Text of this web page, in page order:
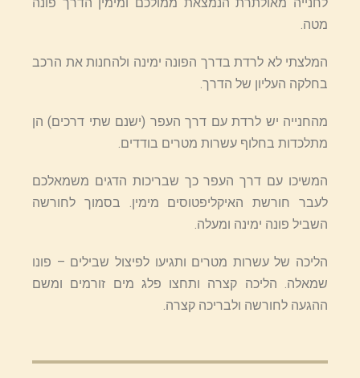
מטה.
המלצתי לא לרדת בדרך הפונה ימינה ולהחנות את הרכב
בחלקה העליון של הדרך.
מהחנייה יש לרדת עם דרך העפר (ישנם שתי דרכים) הן
מתלכדות בחלוף עשרות מטרים בודדים.
המשיכו עם דרך העפר כך שבריכות הדגים משמאלכם
לעבר חורשת האיקליפטוסים מימין. בסמוך לחורשה
השביל פונה ימינה ומעלה.
הליכה של עשרות מטרים ותגיעו לפיצול שבילים – פונו
שמאלה. הליכה קצרה ותחצו פלג מים זורמים ומשם
ההגעה לחורשה ולבריכה קצרה.